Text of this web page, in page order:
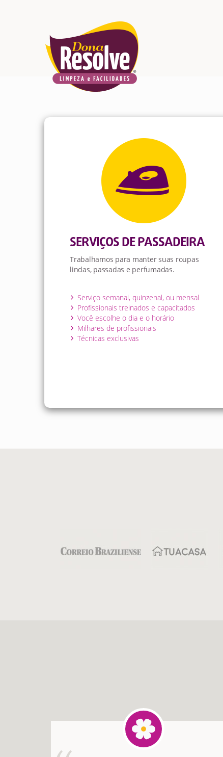
SERVIÇOS DE PASSADEIRA
Trabalhamos para manter suas roupas
lindas, passadas e perfumadas.
Serviço semanal, quinzenal, ou mensal
Profissionais treinados e capacitados
Você escolhe o dia e o horário
Milhares de profissionais
Técnicas exclusivas